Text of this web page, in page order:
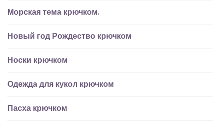
Морская тема крючком.
Новый год Рождество крючком
Носки крючком
Одежда для кукол крючком
Пасха крючком